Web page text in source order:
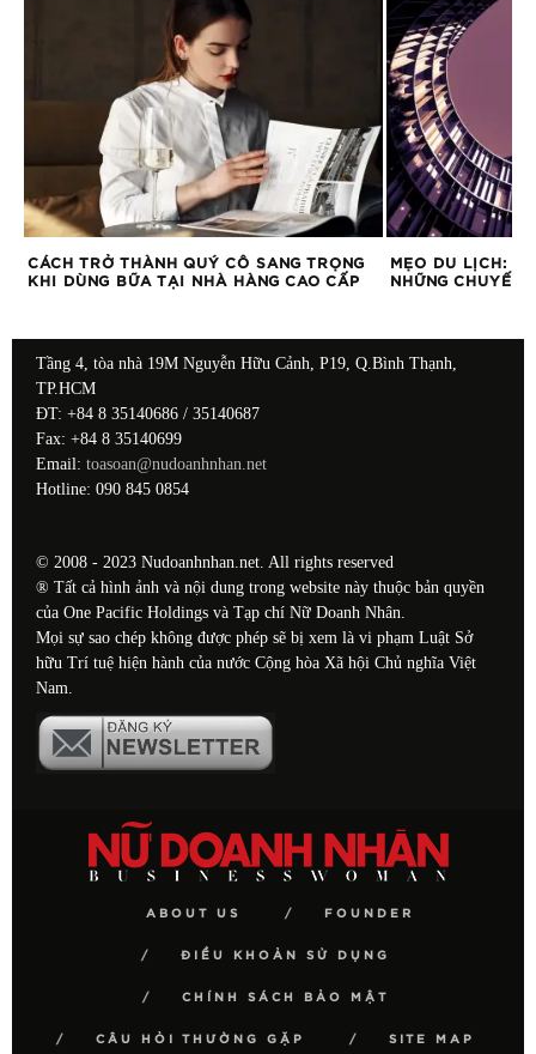
CÁCH TRỞ THÀNH QUÝ CÔ SANG TRỌNG
KHI DÙNG BỮA TẠI NHÀ HÀNG CAO CẤP
MẸO DU LỊCH:
NHỮNG CHUYẾN
Tầng 4, tòa nhà 19M Nguyễn Hữu Cảnh, P19, Q.Bình Thạnh,
TP.HCM
ĐT: +84 8 35140686 / 35140687
Fax: +84 8 35140699
Email: toasoan@nudoanhnhan.net
Hotline: 090 845 0854
© 2008 - 2023 Nudoanhnhan.net. All rights reserved
® Tất cả hình ảnh và nội dung trong website này thuộc bản quyền
của One Pacific Holdings và Tạp chí Nữ Doanh Nhân.
Mọi sự sao chép không được phép sẽ bị xem là vi phạm Luật Sở
hữu Trí tuệ hiện hành của nước Cộng hòa Xã hội Chủ nghĩa Việt
Nam.
ABOUT US FOUNDER
ĐIỀU KHOẢN SỬ DỤNG
CHÍNH SÁCH BẢO MẬT
CÂU HỎI THƯỜNG GẶP SITE MAP